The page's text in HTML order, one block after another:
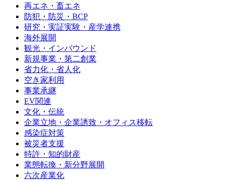
再エネ・畜エネ
防犯・防災・BCP
研究・実証実験・産学連携
海外展開
観光・インバウンド
新規事業・第二創業
省力化・省人化
空き家利用
事業承継
EV関連
文化・伝統
企業立地・企業誘致・オフィス移転
感染症対策
被災者支援
特許・知的財産
業態転換・新分野展開
六次産業化